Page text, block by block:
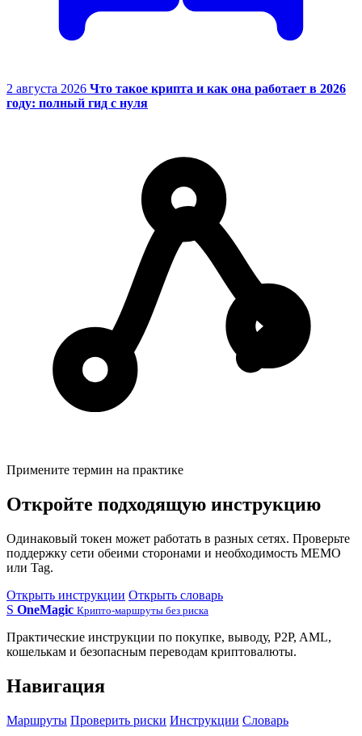
2 августа 2026 Что такое крипта и как она работает в 2026
году: полный гид с нуля
Примените термин на практике
Откройте подходящую инструкцию
Одинаковый токен может работать в разных сетях. Проверьте
поддержку сети обеими сторонами и необходимость MEMO
или Tag.
Открыть инструкции Открыть словарь
S OneMagic Крипто-маршруты без риска
Практические инструкции по покупке, выводу, P2P, AML,
кошелькам и безопасным переводам криптовалюты.
Навигация
Маршруты Проверить риски Инструкции Словарь